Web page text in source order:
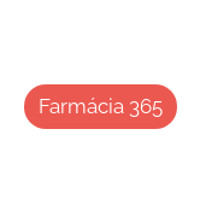
Farmácia 365